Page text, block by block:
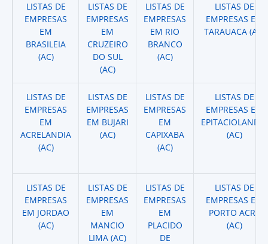
LISTAS DE
EMPRESAS
EM
BRASILEIA
(AC)
LISTAS DE
EMPRESAS
EM
CRUZEIRO
DO SUL
(AC)
LISTAS DE
EMPRESAS
EM RIO
BRANCO
(AC)
LISTAS DE
EMPRESAS EM
TARAUACA (AC)
LISTAS DE
EMPRESAS
EM
ACRELANDIA
(AC)
LISTAS DE
EMPRESAS
EM BUJARI
(AC)
LISTAS DE
EMPRESAS
EM
CAPIXABA
(AC)
LISTAS DE
EMPRESAS EM
EPITACIOLANDIA
(AC)
LISTAS DE
EMPRESAS
EM JORDAO
(AC)
LISTAS DE
EMPRESAS
EM
MANCIO
LIMA (AC)
LISTAS DE
EMPRESAS
EM
PLACIDO
DE
LISTAS DE
EMPRESAS EM
PORTO ACRE
(AC)